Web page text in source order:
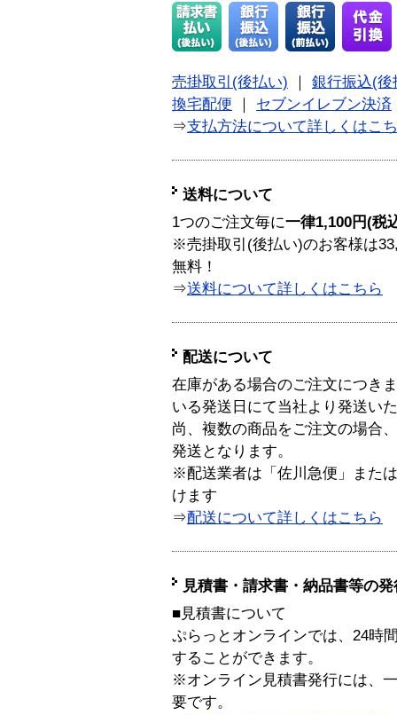
売掛取引(後払い)
銀行振込(後
換宅配便
セブンイレブン決済
⇒支払方法について詳しくはこ
送料について
1つのご注文毎に一律1,100円(税
※売掛取引(後払い)のお客様は
無料！
⇒送料について詳しくはこちら
配送について
在庫がある場合のご注文につき
いる発送日にて当社より発送い
尚、複数の商品をご注文の場合
発送となります。
※配送業者は「佐川急便」また
けます
⇒配送について詳しくはこちら
見積書・請求書・納品書等の
■見積書について
ぷらっとオンラインでは、24時
することができます。
※オンライン見積書発行には、
要です。